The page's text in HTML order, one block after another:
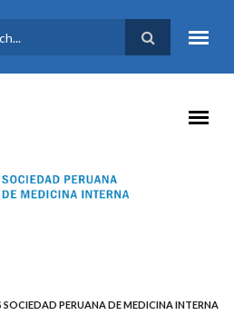
SOCIEDAD PERUANA DE MEDICINA INTERNA